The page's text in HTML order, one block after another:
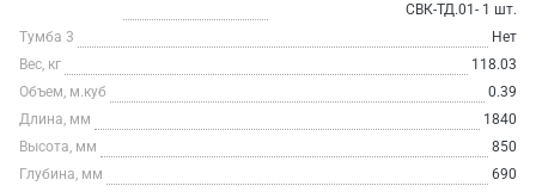
СВК-ТД.01- 1 шт.
Тумба 3
Нет
Вес, кг
118.03
Объем, м.куб
0.39
Длина, мм
1840
Высота, мм
850
Глубина, мм
690